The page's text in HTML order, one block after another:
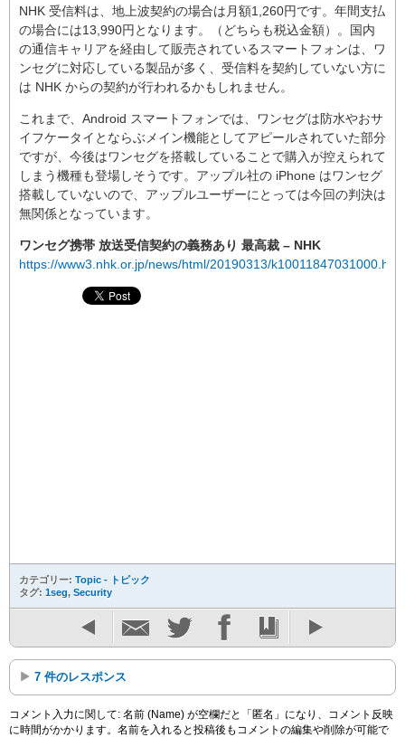
NHK 受信料は、地上波契約の場合は月額1,260円です。年間支払
の場合には13,990円となります。（どちらも税込金額）。国内
の通信キャリアを経由して販売されているスマートフォンは、ワ
ンセグに対応している製品が多く、受信料を契約していない方に
は NHK からの契約が行われるかもしれません。
これまで、Android スマートフォンでは、ワンセグは防水やおサ
イフケータイとならぶメイン機能としてアピールされていた部分
ですが、今後はワンセグを搭載していることで購入が控えられて
しまう機種も登場しそうです。アップル社の iPhone はワンセグ
搭載していないので、アップルユーザーにとっては今回の判決は
無関係となっています。
ワンセグ携帯 放送受信契約の義務あり 最高裁 – NHK
https://www3.nhk.or.jp/news/html/20190313/k10011847031000.html
カテゴリー: Topic - トピック
タグ: 1seg, Security
7 件のレスポンス
コメント入力に関して: 名前 (Name) が空欄だと「匿名」になり、コメント反映
に時間がかかります。名前を入れると投稿後もコメントの編集や削除が可能で